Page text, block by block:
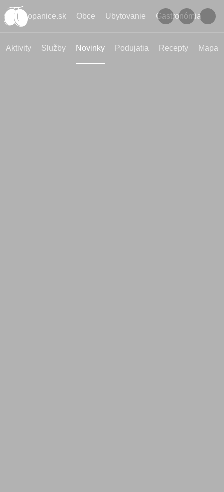
Kopanice.sk Obce Ubytovanie Gastronómia
Aktivity Služby Novinky Podujatia Recepty Mapa